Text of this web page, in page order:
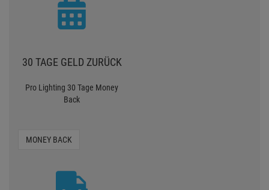
30 TAGE GELD ZURÜCK
Pro Lighting 30 Tage Money
Back
MONEY BACK